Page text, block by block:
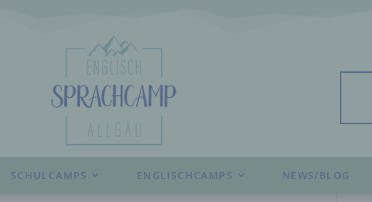
SCHULCAMPS ENGLISCHCAMPS NEWS/BLOG